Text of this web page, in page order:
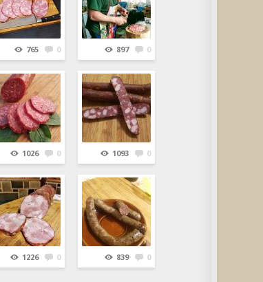
765 0 897 0
1026 0 1093 0
1226 0 839 0